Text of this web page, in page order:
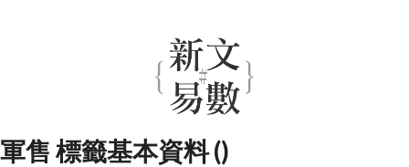
軍售 標籤基本資料 ()